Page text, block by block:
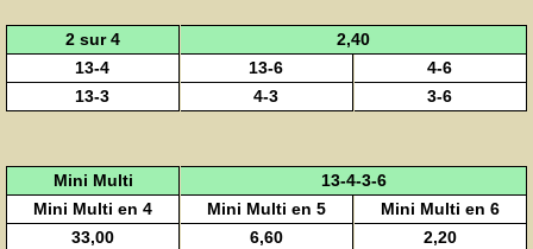
2 sur 4
2,40
13-4
13-6
4-6
13-3
4-3 3-6
Mini Multi
13-4-3-6
Mini Multi en 4
Mini Multi en 5
Mini Multi en 6
33,00
6,60 2,20